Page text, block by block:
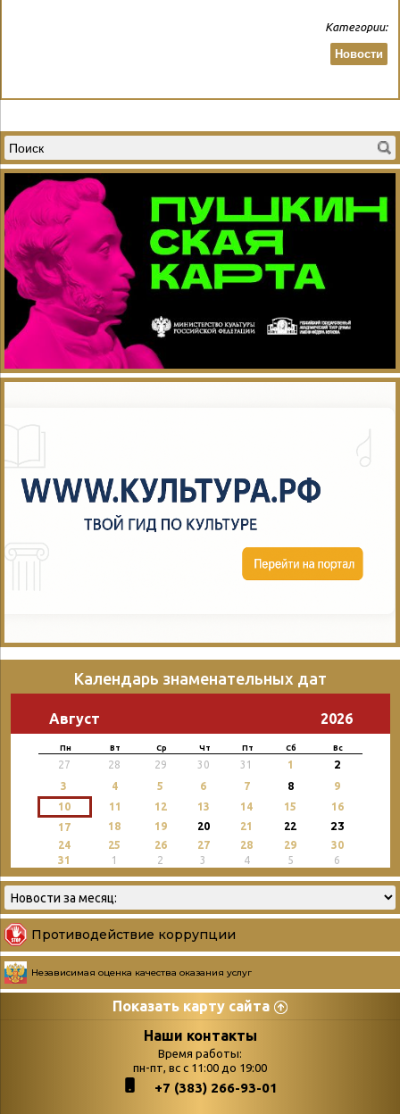
Категории:
Новости
Календарь знаменательных дат
Август 2026
Пн Вт Ср Чт Пт Сб Вс
27 28 29 30 31 1 2
3 4 5 6 7 8
9
10
11 12 13 14 15
16
17
18 19 20 21 22 23
24 25 26 27 28 29
30
31
1 2 3 4 5 6
Противодействие коррупции
Независимая оценка качества оказания услуг
Показать карту сайта
Страницы
podvedenie-itogov-festivalya-
поступлений
Наши контакты
Время работы:
пн-пт, вс с 11:00 до 19:00
+7 (383) 266-93-01